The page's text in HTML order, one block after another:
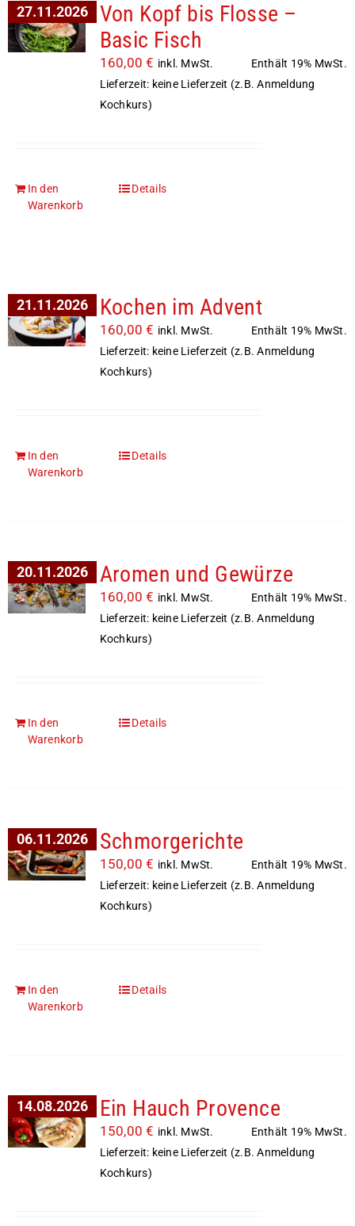
27.11.2026
Von Kopf bis Flosse –
Basic Fisch
160,00€ inkl. MwSt.
Enthält 19% MwSt.
Lieferzeit: keine Lieferzeit (z.B. Anmeldung
Kochkurs)
In den
Warenkorb
Details
21.11.2026 Kochen im Advent
160,00€ inkl. MwSt.
Enthält 19% MwSt.
Lieferzeit: keine Lieferzeit (z.B. Anmeldung
Kochkurs)
In den
Warenkorb
Details
20.11.2026 Aromen und Gewürze
160,00€ inkl. MwSt.
Enthält 19% MwSt.
Lieferzeit: keine Lieferzeit (z.B. Anmeldung
Kochkurs)
In den
Warenkorb
Details
06.11.2026 Schmorgerichte
150,00€ inkl. MwSt.
Enthält 19% MwSt.
Lieferzeit: keine Lieferzeit (z.B. Anmeldung
Kochkurs)
In den
Warenkorb
Details
14.08.2026 Ein Hauch Provence
150,00€ inkl. MwSt.
Enthält 19% MwSt.
Lieferzeit: keine Lieferzeit (z.B. Anmeldung
Kochkurs)